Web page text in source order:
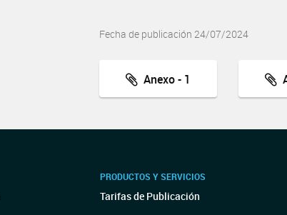
Fecha de publicación 24/07/2024
Anexo - 1
PRODUCTOS Y SERVICIOS
Tarifas de Publicación